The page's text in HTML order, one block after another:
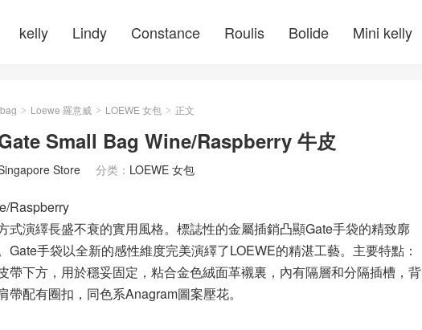
kelly Lindy Constance Roulis Bolide Mini kelly
> Loewe 羅意威 > LOEWE 女包 > 正文
Small Bag Wine/Raspberry 牛皮
Store 分类： LOEWE 女包
Raspberry
式演繹長盛不衰的實用風格。標誌性的金屬插銷凸顯Gate手袋的精致廓
手袋以全新的感性維度完美演繹了LOEWE的精湛工藝。主要特點：
帶下方，用於穩妥固定，粘合金色絨面革襯裏，內有隔層和分隔插槽，背
配有圈扣，同色系Anagram圖案壓花。